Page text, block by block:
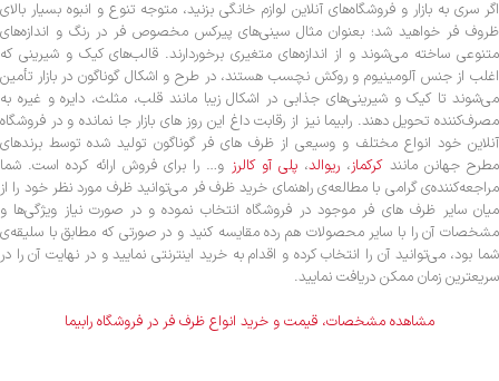
اگر سری به بازار و فروشگاه‌های آنلاین لوازم خانگی بزنید، متوجه تنوع و انبوه بسیار بالای
ظروف فر خواهید شد؛ بعنوان مثال سینی‌های پیرکس مخصوص فر در رنگ و اندازه‌های
متنوعی ساخته می‌شوند و از اندازه‌های متغیری برخوردارند. قالب‌های کیک و شیرینی که
اغلب از جنس آلومینیوم و روکش نچسب هستند، در طرح و اشکال گوناگون در بازار تأمین
می‌شوند تا کیک و شیرینی‌های جذابی در اشکال زیبا مانند قلب، مثلث، دایره و غیره به
مصرف‌کننده تحویل دهند. رابیما نیز از رقابت داغ این روز های بازار جا نمانده و در فروشگاه
آنلاین خود انواع مختلف و وسیعی از ظرف های فر گوناگون تولید شده توسط برندهای
مطرح جهانن مانندکرکماز، ریوالد، پلی آو کالرز و… را برای فروش ارائه کرده است. شما
مراجعه‌کننده‌ی گرامی با مطالعه‌ی راهنمای خرید ظرف فر می‌توانید ظرف مورد نظر خود را از
میان سایر ظرف های فر موجود در فروشگاه انتخاب نموده و در صورت نیاز ویژگی‌ها و
مشخصات آن را با سایر محصولات هم رده مقایسه کنید و در صورتی که مطابق با سلیقه‌ی
شما بود، می‌توانید آن را انتخاب کرده و اقدام به خرید اینترنتی نمایید و در نهایت آن را در
سریعترین زمان ممکن دریافت نمایید.
مشاهده مشخصات، قیمت و خرید انواع ظرف فر در فروشگاه رابیما